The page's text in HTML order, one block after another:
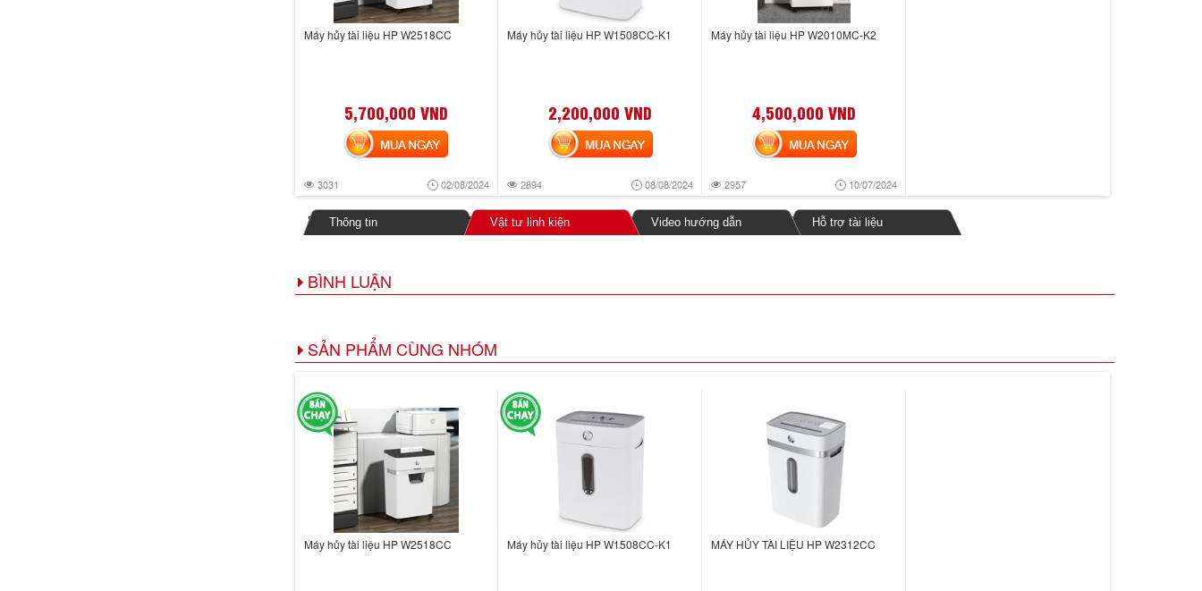
Máy hủy tài liệu HP W2518CC
5,700,000 VND
3031 02/08/2024
MUA NGAY
Máy hủy tài liệu HP W1508CC-K1
2,200,000 VND
2894 08/08/2024
MUA NGAY
Máy hủy tài liệu HP W2010MC-K2
4,500,000 VND
2957 10/07/2024
MUA NGAY
Thông tin Vật tư linh kiện Video hướng dẫn Hỗ trợ tài liệu
BÌNH LUẬN
SẢN PHẨM CÙNG NHÓM
Máy hủy tài liệu HP W2518CC Máy hủy tài liệu HP W1508CC-K1 MÁY HỦY TÀI LIỆU HP W2312CC